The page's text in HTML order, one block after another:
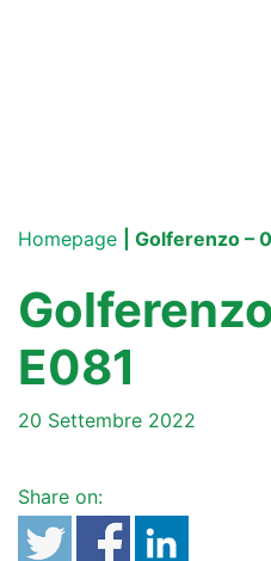
Homepage | Golferenzo –
E081
20 Settembre 2022
Share on: